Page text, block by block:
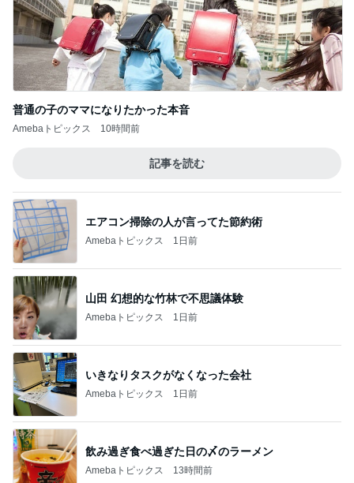
普通の子のママになりたかった本音
Amebaトピックス 10時間前
記事を読む
エアコン掃除の人が言ってた節約術
Amebaトピックス 1日前
山田 幻想的な竹林で不思議体験
Amebaトピックス 1日前
いきなりタスクがなくなった会社
Amebaトピックス 1日前
飲み過ぎ食べ過ぎた日の〆のラーメン
Amebaトピックス 13時間前